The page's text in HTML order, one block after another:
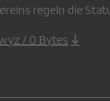
regeln die
/ 0 Bytes